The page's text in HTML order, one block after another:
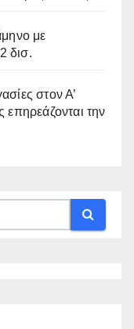
με
δισ.
στον Α’
την